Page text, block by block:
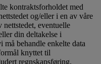
kontraktsforholdet med
og/eller i en av våre
eventuelle
din deltakelse i
behandle enkelte data
knyttet til
regnskapsføring,